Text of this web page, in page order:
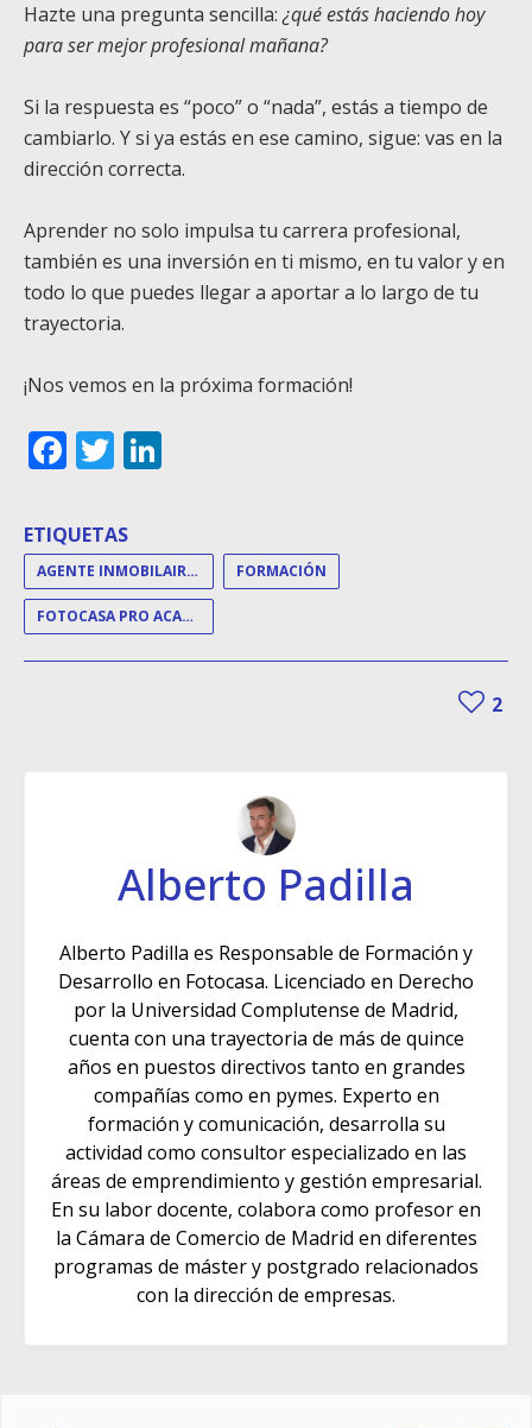
Hazte una pregunta sencilla:¿qué estás haciendo hoy
para ser mejor profesional mañana?
Si la respuesta es “poco” o “nada”, estás a tiempo de
cambiarlo. Y si ya estás en ese camino, sigue: vas en la
dirección correcta.
Aprender no solo impulsa tu carrera profesional,
también es una inversión en ti mismo, en tu valor y en
todo lo que puedes llegar a aportar a lo largo de tu
trayectoria.
¡Nos vemos en la próxima formación!
Facebook
Twitter
ETIQUETAS
AGENTE INMOBILAIRIO FORMACIÓN
FOTOCASA PRO ACADEMY
2
Alberto Padilla
Alberto Padilla es Responsable de Formación y
Desarrollo en Fotocasa. Licenciado en Derecho
por la Universidad Complutense de Madrid,
cuenta con una trayectoria de más de quince
años en puestos directivos tanto en grandes
compañías como en pymes. Experto en
formación y comunicación, desarrolla su
actividad como consultor especializado en las
áreas de emprendimiento y gestión empresarial.
En su labor docente, colabora como profesor en
la Cámara de Comercio de Madrid en diferentes
programas de máster y postgrado relacionados
con la dirección de empresas.